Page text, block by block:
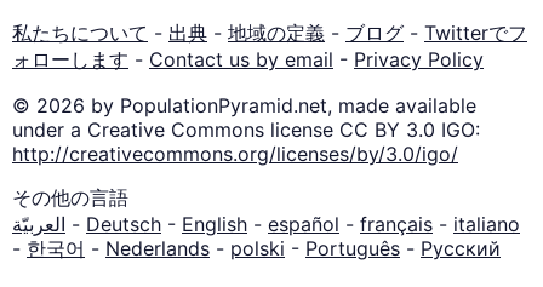
私たちについて - 出典 - 地域の定義 - ブログ - Twitterでフ
ォローします - Contact us by email - Privacy Policy
© 2026 by PopulationPyramid.net, made available
under a Creative Commons license CC BY 3.0 IGO:
http://creativecommons.org/licenses/by/3.0/igo/
その他の言語
العربيّة - Deutsch - English - español - français - italiano
- 한국어 - Nederlands - polski - Português - Русский